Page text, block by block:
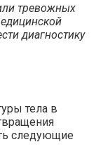
тревожных
диагностику
тела в
следующие